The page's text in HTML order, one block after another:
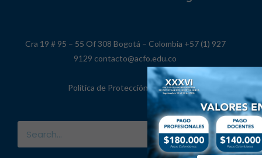
Cra 19 # 95 – 55 Of 308 Bogotá – Colombia +57 (1) 927
9129 contacto@acfo.edu.co
Política de Protección de Datos